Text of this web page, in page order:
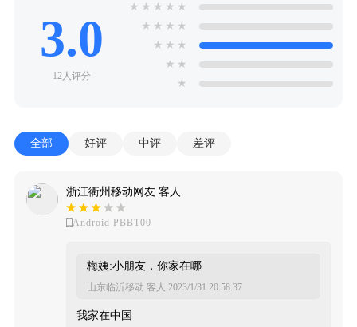
3.0
12人评分
★ ★ ★ ★ ★
★ ★ ★ ★
★ ★ ★
★ ★
★
全部 好评 中评 差评
浙江衢州移动网友 客人
Android PBBT00
梅姨:小朋友，你家在哪
山东临沂移动 客人 2023/1/31 20:58:37
我家在中国